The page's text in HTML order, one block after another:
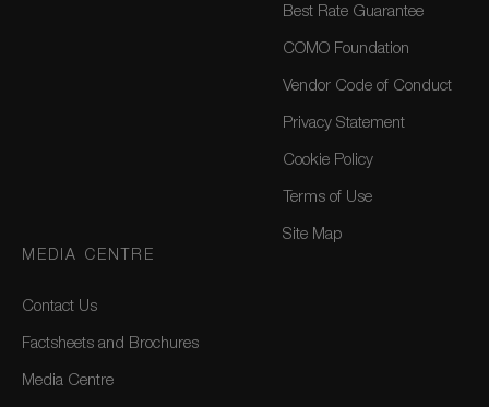
Best Rate Guarantee
COMO Foundation
Vendor Code of Conduct
Privacy Statement
Cookie Policy
Terms of Use
Site Map
MEDIA CENTRE
Contact Us
Factsheets and Brochures
Media Centre